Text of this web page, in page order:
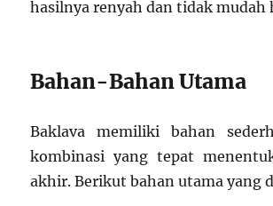
hasilnya renyah dan tidak mudah
Bahan-Bahan Utama
Baklava memiliki bahan
kombinasi yang tepat
akhir. Berikut bahan utama yang